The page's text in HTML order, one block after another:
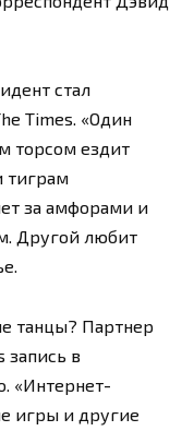
стал
Times. «Один
торсом ездит
тиграм
за амфорами и
Другой любит
танцы? Партнер
запись в
«Интернет-
игры и другие